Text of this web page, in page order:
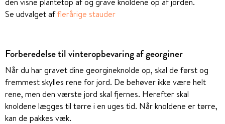
Se udvalget afflerårige stauder
Forberedelse til vinteropbevaring af georginer
Når du har gravet dine georgineknolde op, skal de først og
fremmest skylles rene for jord. De behøver ikke være helt
rene, men den værste jord skal fjernes. Herefter skal
knoldene lægges til tørre i en uges tid. Når knoldene er tørre,
kan de pakkes væk.